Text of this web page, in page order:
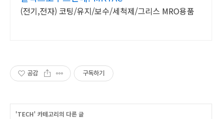
(전기,전자) 코팅/유지/보수/세척제/그리스 MRO용품
공감 구독하기
'TECH' 카테고리의 다른 글